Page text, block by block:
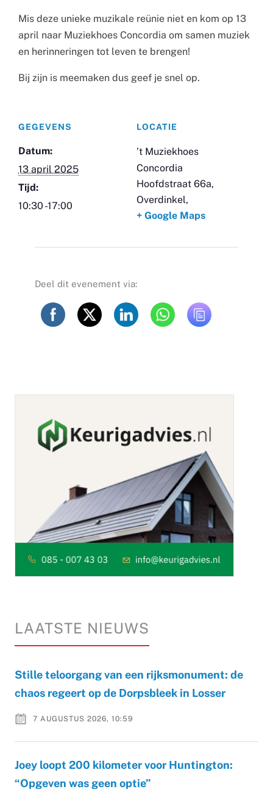
Mis deze unieke muzikale reünie niet en kom op 13
april naar Muziekhoes Concordia om samen muziek
en herinneringen tot leven te brengen!
Bij zijn is meemaken dus geef je snel op.
GEGEVENS
Datum:
13 april 2025
Tijd:
10:30 -17:00
LOCATIE
’t Muziekhoes
Concordia
Hoofdstraat 66a,
Overdinkel,
+ Google Maps
Deel dit evenement via:
LAATSTE NIEUWS
Stille teloorgang van een rijksmonument: de
chaos regeert op de Dorpsbleek in Losser
7 AUGUSTUS 2026, 10:59
Joey loopt 200 kilometer voor Huntington:
“Opgeven was geen optie”